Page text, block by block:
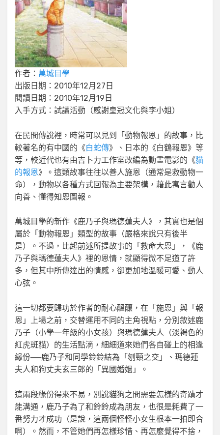
作者： 萬城目學
出版日期：2010年12月27日
閱讀日期：2010年12月19日
入手方式：試讀活動（感謝皇冠文化與李小姐）
在民間傳說裡，時常可以見到「動物報恩」的故事，比
較著名的有中國的《白蛇傳》、日本的《白鶴報恩》等
等，較近代也有由吉卜力工作室改編為動畫電影的《貓
的報恩》。這類故事往往以善人施恩（通常是救動物一
命），動物以各種方式回報為主要架構，藉此寓言勸人
向善、懂得知恩圖報。
萬城目學的新作《鹿乃子與瑪德蓮夫人》，其實也是個
屬於「動物報恩」類型的故事（嚴格來說只有後半
是）。不過，比起前述所提故事的「救命大恩」，《鹿
乃子與瑪德蓮夫人》裡的恩情，就顯得微不足道了許
多，但其中所傳達出的情感，卻更加地溫暖可愛、動人
心弦。
這一切都要歸功於作者的耐心醞釀，在「施恩」與「報
恩」上場之前，交替運用不同的主角視點，分別敘述鹿
乃子（小學一年級的小女孩）與瑪德蓮夫人（淡褐色的
紅虎斑貓）的生活點滴，細細道來她們各自碰上的相逢
緣份──鹿乃子和同學鈴鈴結為「刎頸之交」、瑪德蓮
夫人和狗丈夫玄三郎的「異國婚姻」。
這兩段緣份得來不易，別說貓狗之間需要怎樣的奇蹟才
能溝通，鹿乃子為了和鈴鈴成為朋友，也很是耗費了一
番努力才成功（是說，這兩個怪怪小女生根本一拍即合
啊）。然而，不管她們再怎樣珍惜、再怎麼覺得不捨，